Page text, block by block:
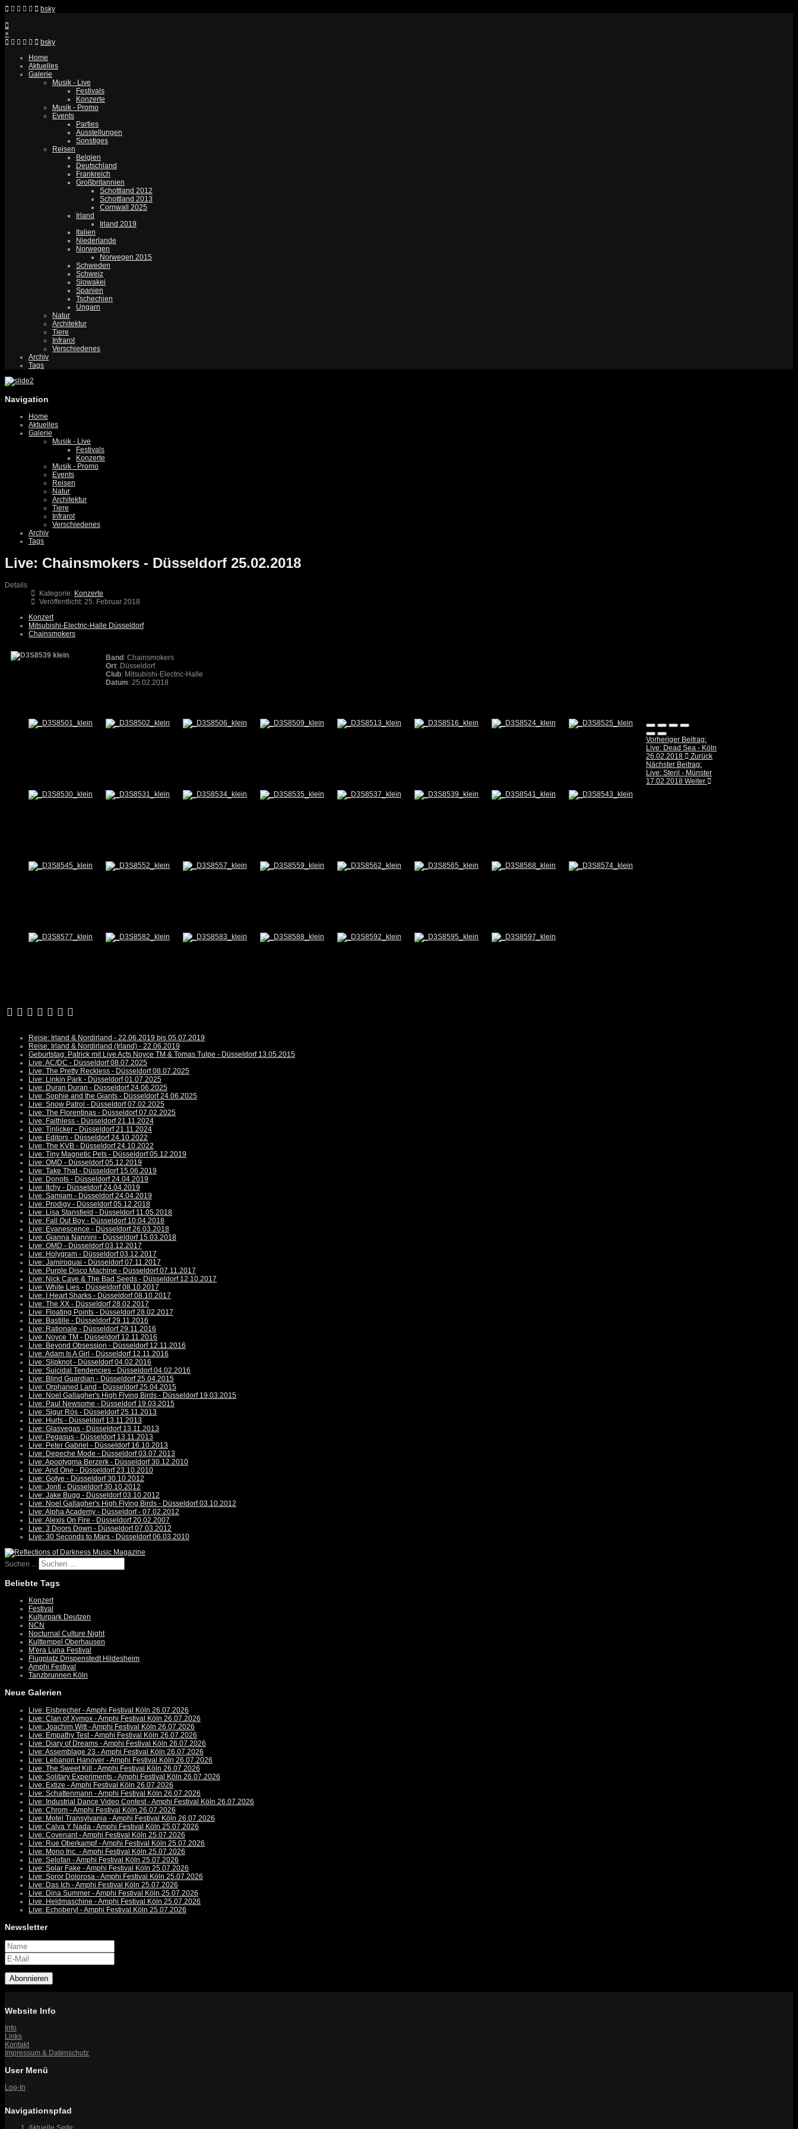
bsky
×
bsky
Home
Aktuelles
Galerie
Musik - Live
Festivals
Konzerte
Musik - Promo
Events
Parties
Ausstellungen
Sonstiges
Reisen
Belgien
Deutschland
Frankreich
Großbritannien
Schottland 2012
Schottland 2013
Cornwall 2025
Irland
Irland 2019
Italien
Niederlande
Norwegen
Norwegen 2015
Schweden
Schweiz
Slowakei
Spanien
Tschechien
Ungarn
Natur
Architektur
Tiere
Infrarot
Verschiedenes
Archiv
Tags
Navigation
Home
Aktuelles
Galerie
Musik - Live
Festivals
Konzerte
Musik - Promo
Events
Reisen
Natur
Architektur
Tiere
Infrarot
Verschiedenes
Archiv
Tags
Live: Chainsmokers - Düsseldorf 25.02.2018
Details
Kategorie: Konzerte
Veröffentlicht: 25. Februar 2018
Konzert
Mitsubishi-Electric-Halle Düsseldorf
Chainsmokers
Band : Chainsmokers
Ort: Düsseldorf
Club: Mitsubishi-Electric-Halle
Datum: 25.02.2018
Vorheriger Beitrag:
Live: Dead Sea - Köln
26.02.2018
Zurück
Nächster Beitrag:
Live: Steril - Münster
17.02.2018 Weiter
Reise: Irland & Nordirland - 22.06.2019 bis 05.07.2019
Reise: Irland & Nordirland (Irland) - 22.06.2019
Geburtstag: Patrick mit Live Acts Noyce TM & Tomas Tulpe - Düsseldorf 13.05.2015
Live: AC/DC - Düsseldorf 08.07.2025
Live: The Pretty Reckless - Düsseldorf 08.07.2025
Live: Linkin Park - Düsseldorf 01.07.2025
Live: Duran Duran - Düsseldorf 24.06.2025
Live: Sophie and the Giants - Düsseldorf 24.06.2025
Live: Snow Patrol - Düsseldorf 07.02.2025
Live: The Florentinas - Düsseldorf 07.02.2025
Live: Faithless - Düsseldorf 21.11.2024
Live: Tinlicker - Düsseldorf 21.11.2024
Live: Editors - Düsseldorf 24.10.2022
Live: The KVB - Düsseldorf 24.10.2022
Live: Tiny Magnetic Pets - Düsseldorf 05.12.2019
Live: OMD - Düsseldorf 05.12.2019
Live: Take That - Düsseldorf 15.06.2019
Live: Donots - Düsseldorf 24.04.2019
Live: Itchy - Düsseldorf 24.04.2019
Live: Samiam - Düsseldorf 24.04.2019
Live: Prodigy - Düsseldorf 05.12.2018
Live: Lisa Stansfield - Düsseldorf 11.05.2018
Live: Fall Out Boy - Düsseldorf 10.04.2018
Live: Evanescence - Düsseldorf 26.03.2018
Live: Gianna Nannini - Düsseldorf 15.03.2018
Live: OMD - Düsseldorf 03.12.2017
Live: Holygram - Düsseldorf 03.12.2017
Live: Jamiroquai - Düsseldorf 07.11.2017
Live: Purple Disco Machine - Düsseldorf 07.11.2017
Live: Nick Cave & The Bad Seeds - Düsseldorf 12.10.2017
Live: White Lies - Düsseldorf 08.10.2017
Live: I Heart Sharks - Düsseldorf 08.10.2017
Live: The XX - Düsseldorf 28.02.2017
Live: Floating Points - Düsseldorf 28.02.2017
Live: Bastille - Düsseldorf 29.11.2016
Live: Rationale - Düsseldorf 29.11.2016
Live: Noyce TM - Düsseldorf 12.11.2016
Live: Beyond Obsession - Düsseldorf 12.11.2016
Live: Adam Is A Girl - Düsseldorf 12.11.2016
Live: Slipknot - Düsseldorf 04.02.2016
Live: Suicidal Tendencies - Düsseldorf 04.02.2016
Live: Blind Guardian - Düsseldorf 25.04.2015
Live: Orphaned Land - Düsseldorf 25.04.2015
Live: Noel Gallagher's High Flying Birds - Düsseldorf 19.03.2015
Live: Paul Newsome - Düsseldorf 19.03.2015
Live: Sigur Rós - Düsseldorf 25.11.2013
Live: Hurts - Düsseldorf 13.11.2013
Live: Glasvegas - Düsseldorf 13.11.2013
Live: Pegasus - Düsseldorf 13.11.2013
Live: Peter Gabriel - Düsseldorf 16.10.2013
Live: Depeche Mode - Düsseldorf 03.07.2013
Live: Apoptygma Berzerk - Düsseldorf 30.12.2010
Live: And One - Düsseldorf 23.10.2010
Live: Gotye - Düsseldorf 30.10.2012
Live: Jonti - Düsseldorf 30.10.2012
Live: Jake Bugg - Düsseldorf 03.10.2012
Live: Noel Gallagher's High Flying Birds - Düsseldorf 03.10.2012
Live: Alpha Academy - Düsseldorf - 07.02.2012
Live: Alexis On Fire - Düsseldorf 20.02.2007
Live: 3 Doors Down - Düsseldorf 07.03.2012
Live: 30 Seconds to Mars - Düsseldorf 06.03.2010
Suchen ...
Beliebte Tags
Konzert
Festival
Kulturpark Deutzen
NCN
Nocturnal Culture Night
Kulttempel Oberhausen
M'era Luna Festival
Flugplatz Drispenstedt Hildesheim
Amphi Festival
Tanzbrunnen Köln
Neue Galerien
Live: Eisbrecher - Amphi Festival Köln 26.07.2026
Live: Clan of Xymox - Amphi Festival Köln 26.07.2026
Live: Joachim Witt - Amphi Festival Köln 26.07.2026
Live: Empathy Test - Amphi Festival Köln 26.07.2026
Live: Diary of Dreams - Amphi Festival Köln 26.07.2026
Live: Assemblage 23 - Amphi Festival Köln 26.07.2026
Live: Lebanon Hanover - Amphi Festival Köln 26.07.2026
Live: The Sweet Kill - Amphi Festival Köln 26.07.2026
Live: Solitary Experiments - Amphi Festival Köln 26.07.2026
Live: Extize - Amphi Festival Köln 26.07.2026
Live: Schattenmann - Amphi Festival Köln 26.07.2026
Live: Industrial Dance Video Contest - Amphi Festival Köln 26.07.2026
Live: Chrom - Amphi Festival Köln 26.07.2026
Live: Motel Transylvania - Amphi Festival Köln 26.07.2026
Live: Calva Y Nada - Amphi Festival Köln 25.07.2026
Live: Covenant - Amphi Festival Köln 25.07.2026
Live: Rue Oberkampf - Amphi Festival Köln 25.07.2026
Live: Mono Inc. - Amphi Festival Köln 25.07.2026
Live: Selofan - Amphi Festival Köln 25.07.2026
Live: Solar Fake - Amphi Festival Köln 25.07.2026
Live: Soror Dolorosa - Amphi Festival Köln 25.07.2026
Live: Das Ich - Amphi Festival Köln 25.07.2026
Live: Dina Summer - Amphi Festival Köln 25.07.2026
Live: Heldmaschine - Amphi Festival Köln 25.07.2026
Live: Echoberyl - Amphi Festival Köln 25.07.2026
Newsletter
Abonnieren
Website Info
Info
Links
Kontakt
Impressum & Datenschutz
User Menü
Log-In
Navigationspfad